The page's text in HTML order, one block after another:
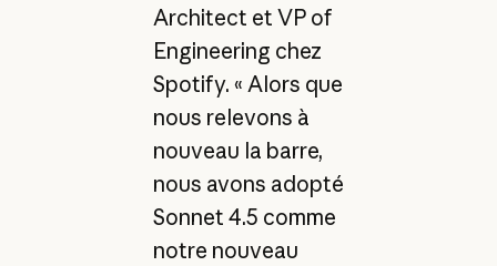
Architect et VP of
Engineering chez
Spotify. « Alors que
nous relevons à
nouveau la barre,
nous avons adopté
Sonnet 4.5 comme
notre nouveau